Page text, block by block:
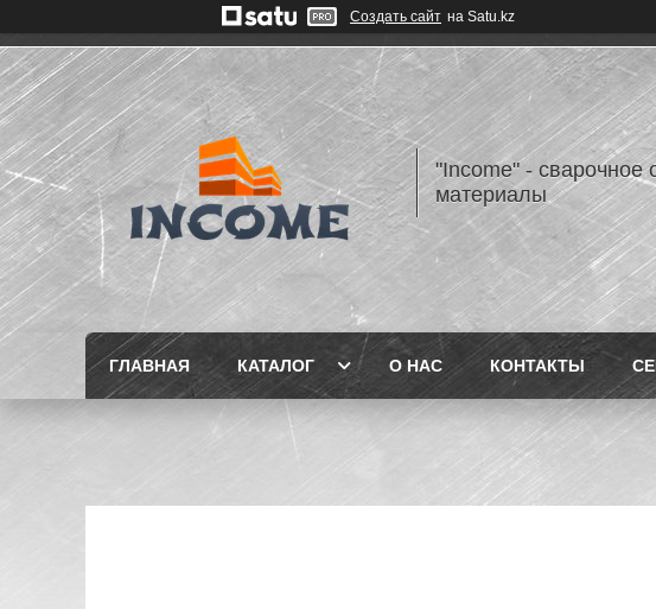
Создать сайт на Satu.kz
"Income" - сварочное
материалы
ГЛАВНАЯ КАТАЛОГ О НАС КОНТАКТЫ